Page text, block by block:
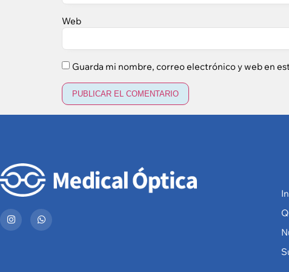
Web
Guarda mi nombre, correo electrónico y web en